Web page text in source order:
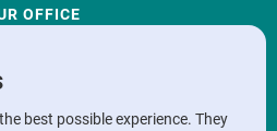
OFFICE
best possible experience. They